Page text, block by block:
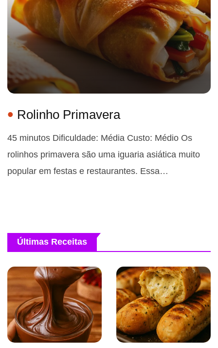
Rolinho Primavera
45 minutos Dificuldade: Média Custo: Médio Os
rolinhos primavera são uma iguaria asiática muito
popular em festas e restaurantes. Essa…
Últimas Receitas